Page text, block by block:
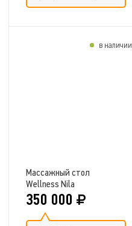
Массажный стол
Wellness Nila
350 000
в наличии